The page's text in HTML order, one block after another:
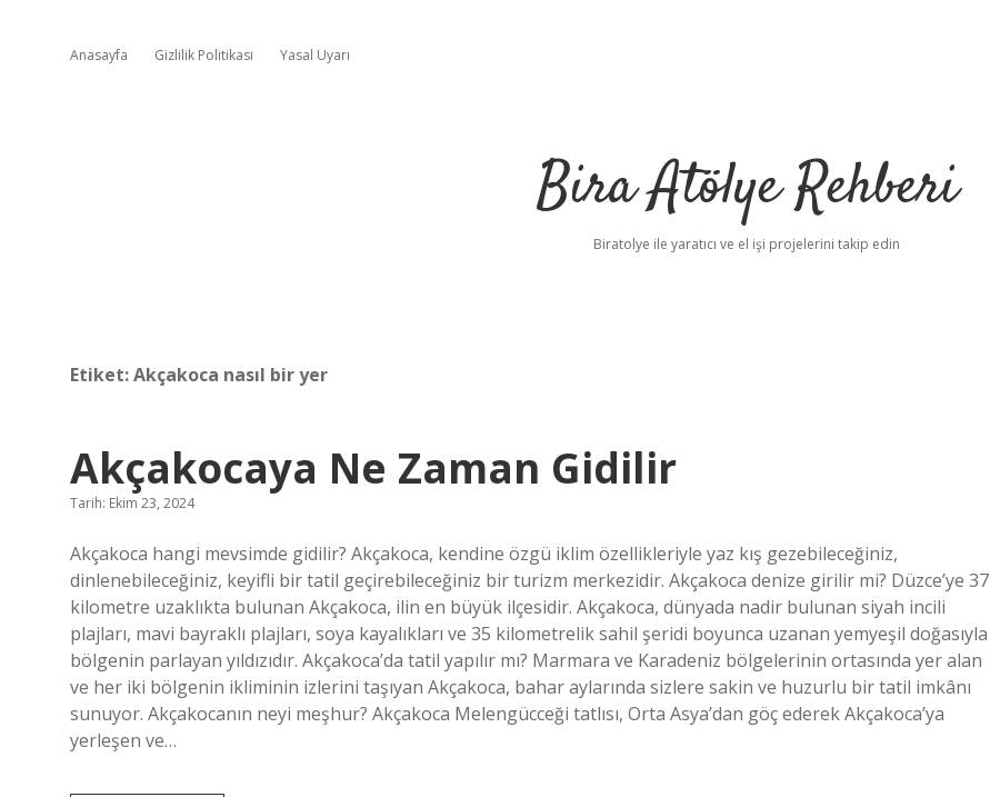
Anasayfa Gizlilik Politikası Yasal Uyarı
Bira Atölye Rehberi
Biratolye ile yaratıcı ve el işi projelerini takip edin
Etiket:Akçakoca nasıl bir yer
Akçakocaya Ne Zaman Gidilir
Tarih: Ekim 23, 2024
Akçakoca hangi mevsimde gidilir? Akçakoca, kendine özgü iklim özellikleriyle yaz kış gezebileceğiniz,
dinlenebileceğiniz, keyifli bir tatil geçirebileceğiniz bir turizm merkezidir. Akçakoca denize girilir mi? Düzce’ye 37
kilometre uzaklıkta bulunan Akçakoca, ilin en büyük ilçesidir. Akçakoca, dünyada nadir bulunan siyah incili
plajları, mavi bayraklı plajları, soya kayalıkları ve 35 kilometrelik sahil şeridi boyunca uzanan yemyeşil doğasıyla
bölgenin parlayan yıldızıdır. Akçakoca’da tatil yapılır mı? Marmara ve Karadeniz bölgelerinin ortasında yer alan
ve her iki bölgenin ikliminin izlerini taşıyan Akçakoca, bahar aylarında sizlere sakin ve huzurlu bir tatil imkânı
sunuyor. Akçakocanın neyi meşhur? Akçakoca Melengücceği tatlısı, Orta Asya’dan göç ederek Akçakoca’ya
yerleşen ve…